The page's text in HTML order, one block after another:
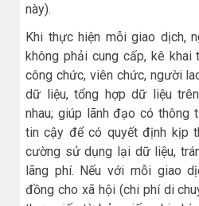
này).
Khi thực hiện mỗi giao dịch,
không phải cung cấp, kê khai
công chức, viên chức, người
dữ liệu, tổng hợp dữ liệu
nhau; giúp lãnh đạo có thông
tin cậy để có quyết định kịp
cường sử dụng lại dữ liệu,
lãng phí. Nếu với mỗi giao
đồng cho xã hội (chi phí di